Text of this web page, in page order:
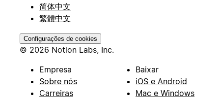
简体中文
繁體中文
Configurações de cookies
© 2026 Notion Labs, Inc.
Empresa
Sobre nós
Carreiras
Baixar
iOS e Android
Mac e Windows